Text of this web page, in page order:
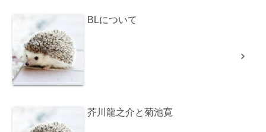
BLについて
芥川龍之介と菊池寛